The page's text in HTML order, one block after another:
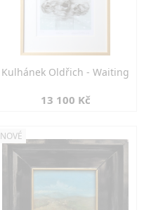
Kulhánek Oldřich - Waiting
13 100 Kč
NOVÉ